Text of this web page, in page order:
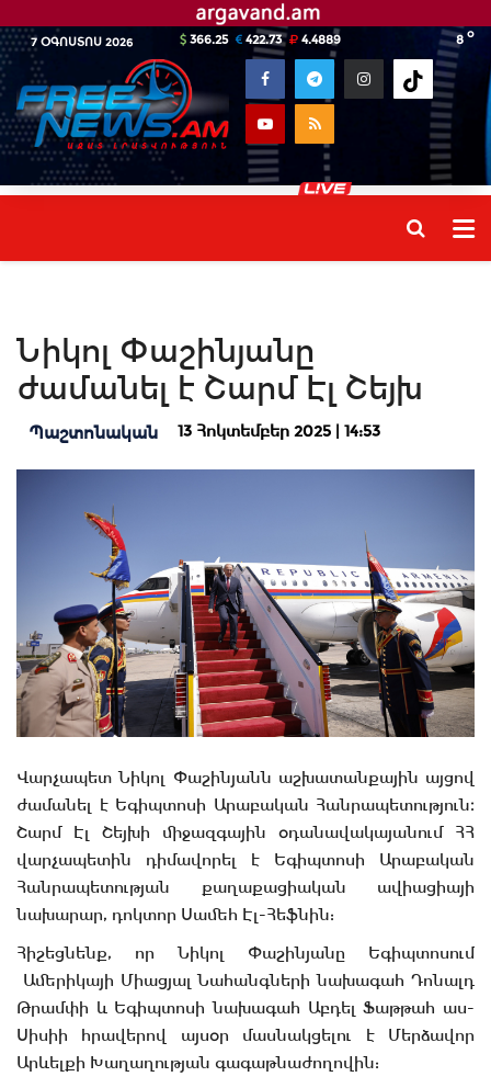
7 ՕԳՈՍՏՈՍ 2026 8 o
366.25 422.73 4.4889
Նիկոլ Փաշինյանը
ժամանել է Շարմ Էլ Շեյխ
Պաշտոնական 13 Հոկտեմբեր 2025 | 14:53
Վարչապետ Նիկոլ Փաշինյանն աշխատանքային այցով
ժամանել է Եգիպտոսի Արաբական Հանրապետություն։
Շարմ Էլ Շեյխի միջազգային օդանավակայանում ՀՀ
վարչապետին դիմավորել է Եգիպտոսի Արաբական
Հանրապետության քաղաքացիական ավիացիայի
նախարար, դոկտոր Սամեհ Էլ-Հեֆնին:
Հիշեցնենք, որ Նիկոլ Փաշինյանը Եգիպտոսում
Ամերիկայի Միացյալ Նահանգների նախագահ Դոնալդ
Թրամփի և Եգիպտոսի նախագահ Աբդել Ֆաթթահ աս-
Սիսիի հրավերով այսօր մասնակցելու է Մերձավոր
Արևելքի Խաղաղության գագաթնաժողովին: